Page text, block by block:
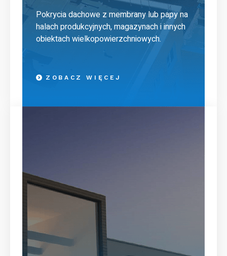
Pokrycia dachowe z membrany lub papy na
halach produkcyjnych, magazynach i innych
obiektach wielkopowierzchniowych.
ZOBACZ WIĘCEJ